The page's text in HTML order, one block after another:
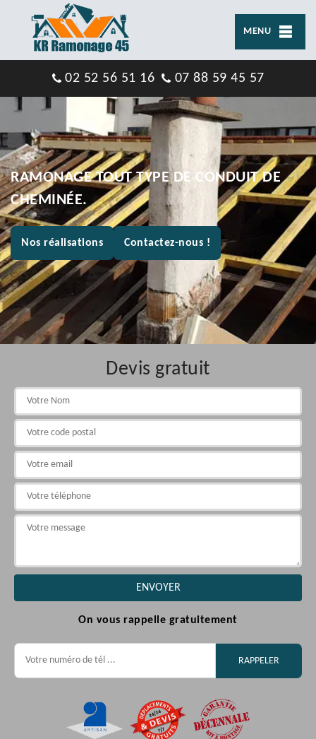
MENU
02 52 56 51 16 07 88 59 45 57
RAMONAGE TOUT TYPE DE CONDUIT DE
CHEMINÉE.
Nos réalisations Contactez-nous !
Devis gratuit
On vous rappelle gratuitement